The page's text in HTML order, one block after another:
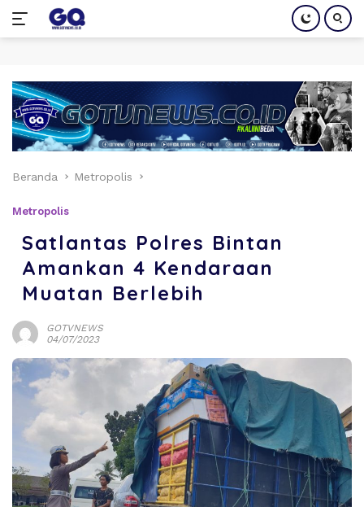
konten
Beranda Metropolis
Metropolis
Satlantas Polres Bintan
Amankan 4 Kendaraan
Muatan Berlebih
GOTVNEWS
04/07/2023